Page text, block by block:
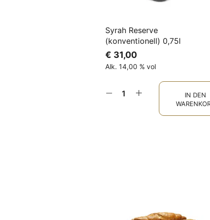
Syrah Reserve
(konventionell) 0,75l
€ 31,00
Alk. 14,00 % vol
IN DEN